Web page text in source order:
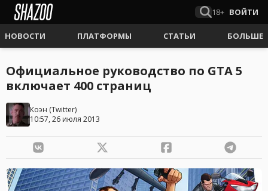
18+ ВОЙТИ
НОВОСТИ ПЛАТФОРМЫ СТАТЬИ БОЛЬШЕ
Официальное руководство по GTA 5
включает 400 страниц
Коэн (Twitter)
10:57, 26 июля 2013